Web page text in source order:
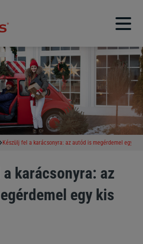
Készülj fel a karácsonyra: az autód is megérdemel egy kis
karácsonyra: az
egy kis